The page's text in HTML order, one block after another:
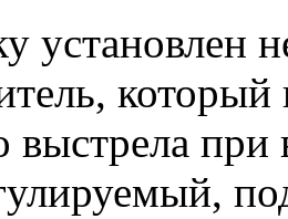
установлен
который
выстрела